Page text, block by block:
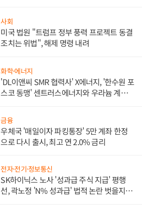
사회
미국 법원 "트럼프 정부 풍력 프로젝트 동결
조치는 위법", 해제 명령 내려
화학·에너지
'DL이앤씨 SMR 협력사' X에너지, '한수원 포
스코 동맹' 센트러스에너지와 우라늄 계약
금융
우체국 '매일이자 파킹통장' 5만 계좌 한정
으로 다시 출시, 최고 연 2.0% 금리
전자·전기·정보통신
SK하이닉스 노사 '성과급 주식 지급' 평행
선, 곽노정 'N% 성과급' 법적 논란 벗을지 주